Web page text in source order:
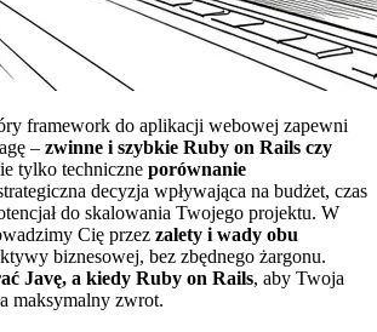
framework do aplikacji webowej zapewni
– zwinne i szybkie Ruby on Rails czy
tylko techniczne porównanie
decyzja wpływająca na budżet, czas
do skalowania Twojego projektu. W
Cię przez zalety i wady obu
biznesowej, bez zbędnego żargonu.
Javę, a kiedy Ruby on Rails, aby Twoja
maksymalny zwrot.